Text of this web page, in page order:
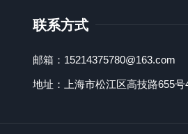
联系方式
邮箱：15214375780@163.com
地址：上海市松江区高技路655号